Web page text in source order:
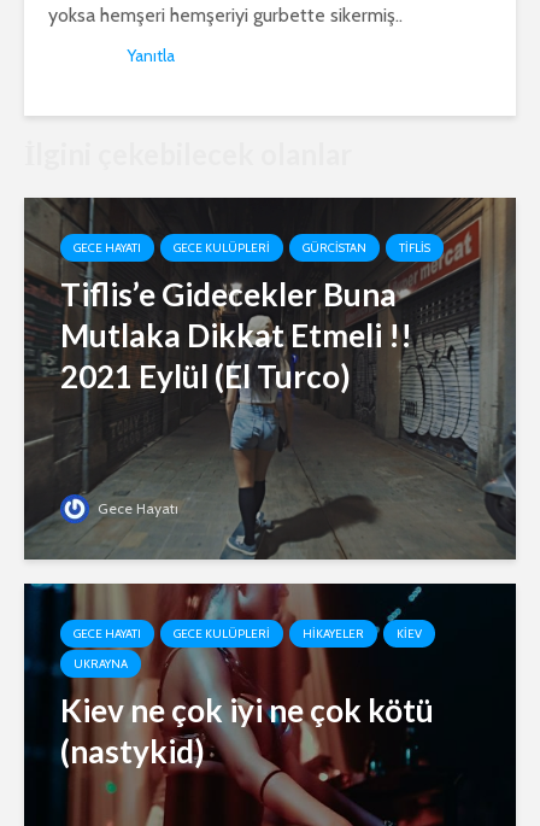
yoksa hemşeri hemşeriyi gurbette sikermiş..
Yanıtla
GECE HAYATI GECE KULÜPLERI GÜRCISTAN TIFLIS
Tiflis’e Gidecekler Buna
Mutlaka Dikkat Etmeli !!
2021 Eylül (El Turco)
Gece Hayatı
GECE HAYATI GECE KULÜPLERI HIKAYELER
KIEV
UKRAYNA
Kiev ne çok iyi ne çok kötü
(nastykid)